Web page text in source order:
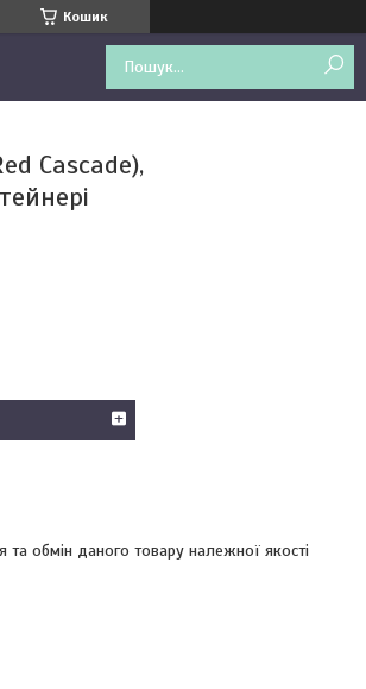
Кошик
Cascade),
обмін даного товару належної якості